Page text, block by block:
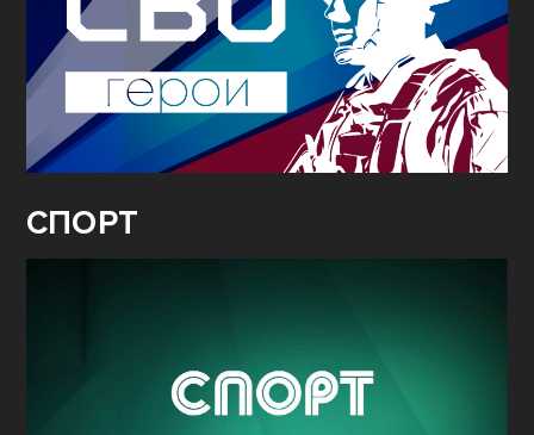
СПОРТ